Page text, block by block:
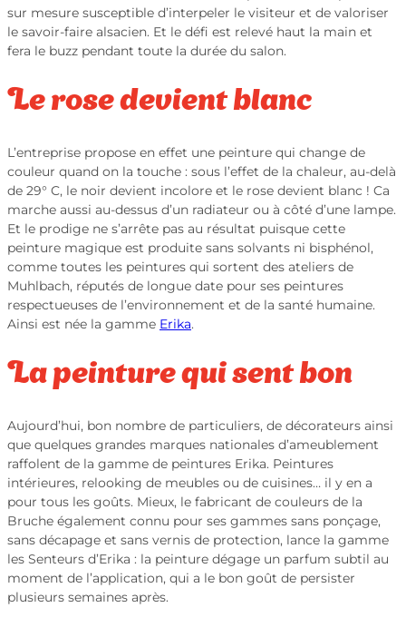
sur mesure susceptible d’interpeler le visiteur et de valoriser
le savoir-faire alsacien. Et le défi est relevé haut la main et
fera le buzz pendant toute la durée du salon.
Le rose devient blanc
L’entreprise propose en effet une peinture qui change de
couleur quand on la touche : sous l’effet de la chaleur, au-delà
de 29° C, le noir devient incolore et le rose devient blanc ! Ca
marche aussi au-dessus d’un radiateur ou à côté d’une lampe.
Et le prodige ne s’arrête pas au résultat puisque cette
peinture magique est produite sans solvants ni bisphénol,
comme toutes les peintures qui sortent des ateliers de
Muhlbach, réputés de longue date pour ses peintures
respectueuses de l’environnement et de la santé humaine.
Ainsi est née la gamme Erika.
La peinture qui sent bon
Aujourd’hui, bon nombre de particuliers, de décorateurs ainsi
que quelques grandes marques nationales d’ameublement
raffolent de la gamme de peintures Erika. Peintures
intérieures, relooking de meubles ou de cuisines… il y en a
pour tous les goûts. Mieux, le fabricant de couleurs de la
Bruche également connu pour ses gammes sans ponçage,
sans décapage et sans vernis de protection, lance la gamme
les Senteurs d’Erika : la peinture dégage un parfum subtil au
moment de l’application, qui a le bon goût de persister
plusieurs semaines après.